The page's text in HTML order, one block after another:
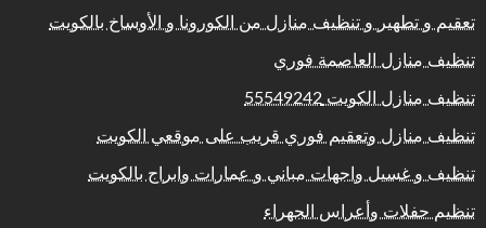
تعقيم و تطهير و تنظيف منازل من الكورونا و الأوساخ بالكويت
تنظيف منازل العاصمة فوري
تنظيف منازل الكويت 55549242
تنظيف منازل وتعقيم فوري قريب على موقعي الكويت
تنظيف و غسيل واجهات مباني و عمارات وابراج بالكويت
تنظيم حفلات وأعراس الجهراء